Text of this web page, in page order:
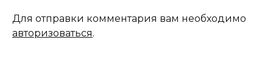
Для отправки комментария вам необходимо
авторизоваться.